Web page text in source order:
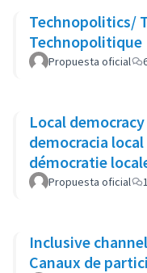
Technopolitics/
Technopolitique
Propuesta oficial
Local
democracia
démocratie
Propuesta oficial
Inclusive
Canaux de